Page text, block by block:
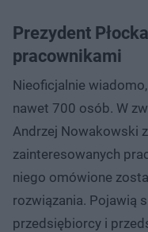
Prezydent
pracownikami
Nieoficjalnie
nawet 700 osób. W
Andrzej Nowakowski
zainteresowanych
niego omówione
rozwiązania. Pojawią
przedsiębiorcy i